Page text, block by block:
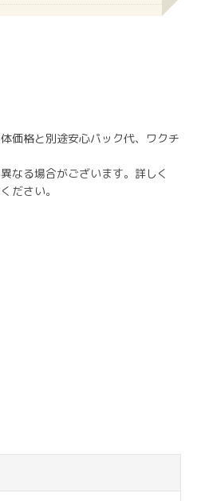
価格と別途安心パック代、ワクチ
なる場合がございます。詳しく
ださい。